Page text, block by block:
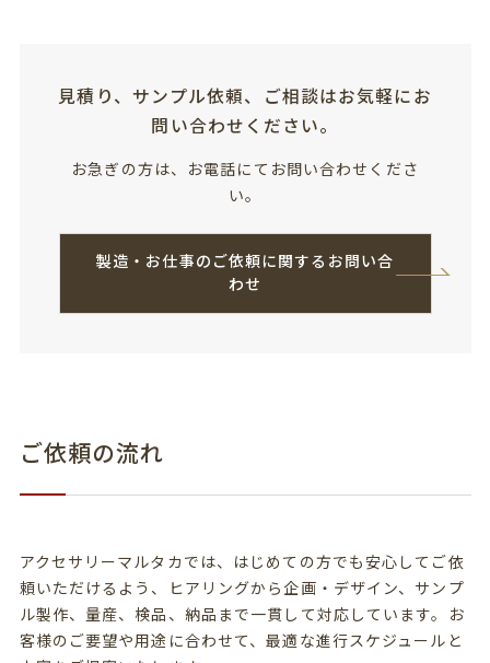
見積り、サンプル依頼、ご相談はお気軽にお
問い合わせください。
お急ぎの方は、お電話にてお問い合わせくださ
い。
製造・お仕事のご依頼に関するお問い合
わせ
ご依頼の流れ
アクセサリーマルタカでは、はじめての方でも安心してご依
頼いただけるよう、ヒアリングから企画・デザイン、サンプ
ル製作、量産、検品、納品まで一貫して対応しています。お
客様のご要望や用途に合わせて、最適な進行スケジュールと